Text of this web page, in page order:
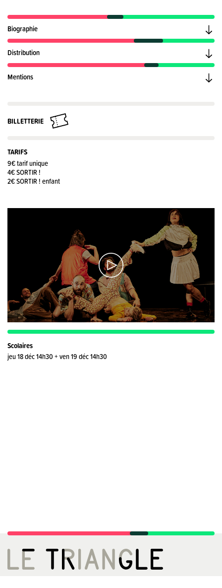
Biographie
Distribution
Mentions
BILLETTERIE
TARIFS
9€ tarif unique
4€ SORTIR !
2€ SORTIR ! enfant
Scolaires
jeu 18 déc 14h30 + ven 19 déc 14h30